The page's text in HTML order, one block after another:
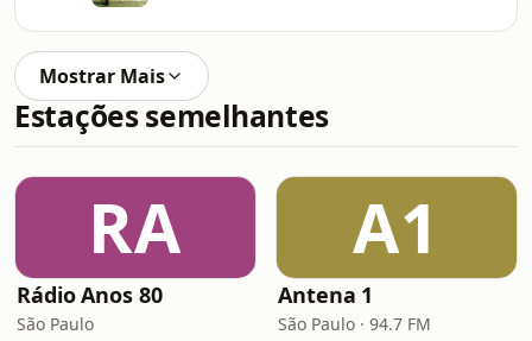
Mostrar Mais
Estações semelhantes
RA
Rádio Anos 80
São Paulo
A1
Antena 1
São Paulo · 94.7 FM